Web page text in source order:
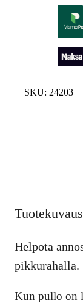
u
SKU: 24203
Tuotekuvaus
Helpota
pikkurahalla.
Kun pullo on